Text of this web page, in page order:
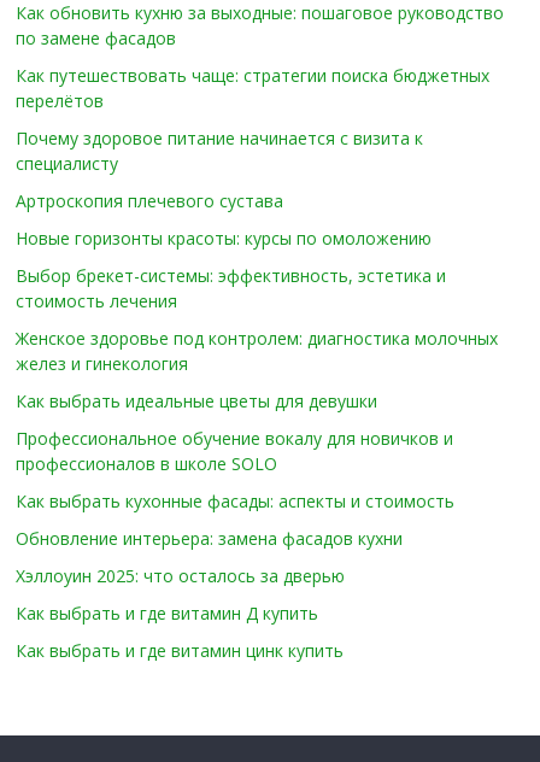
Как обновить кухню за выходные: пошаговое руководство
по замене фасадов
Как путешествовать чаще: стратегии поиска бюджетных
перелётов
Почему здоровое питание начинается с визита к
специалисту
Артроскопия плечевого сустава
Новые горизонты красоты: курсы по омоложению
Выбор брекет-системы: эффективность, эстетика и
стоимость лечения
Женское здоровье под контролем: диагностика молочных
желез и гинекология
Как выбрать идеальные цветы для девушки
Профессиональное обучение вокалу для новичков и
профессионалов в школе SOLO
Как выбрать кухонные фасады: аспекты и стоимость
Обновление интерьера: замена фасадов кухни
Хэллоуин 2025: что осталось за дверью
Как выбрать и где витамин Д купить
Как выбрать и где витамин цинк купить